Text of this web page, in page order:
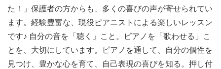
た！」保護者の方からも、多くの喜びの声が寄せられてい
ます。経験豊富な、現役ピアニストによる楽しいレッスン
です♪ 自分の音を「聴く」こと。ピアノを「歌わせる」こ
とを、大切にしています。ピアノを通して、自分の個性を
見つけ、豊かな心を育て、自己表現の喜びを知る。押し付